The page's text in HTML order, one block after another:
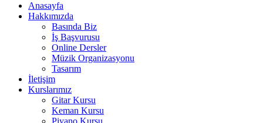
Anasayfa
Hakkımızda
Basında Biz
İş Başvurusu
Online Dersler
Müzik Organizasyonu
Tasarım
İletişim
Kurslarımız
Gitar Kursu
Keman Kursu
Piyano Kursu